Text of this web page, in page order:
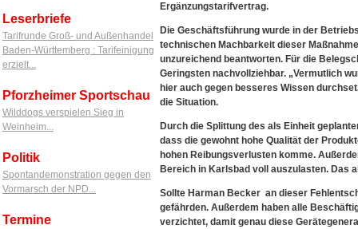
Leserbriefe
Tarifrunde Groß- und Außenhandel
Baden-Württemberg : Tarifeinigung
erzielt...
Pforzheimer Sportschau
Wilddogs verspielen Sieg in
Weinheim...
Politik
Spontandemonstration gegen den
Vormarsch der NPD...
Termine
Ergänzungstarifvertrag.
Die Geschäftsführung wurde in der
technischen Machbarkeit dieser
unzureichend beantworten. Für die
Geringsten nachvollziehbar. „Vermutlich
hier auch gegen besseres Wissen
die Situation.
Durch die Splittung des als Einheit
dass die gewohnt hohe Qualität der
hohen Reibungsverlusten komme.
Bereich in Karlsbad voll auszulasten. Das
Sollte Harman Becker an dieser
gefährden. Außerdem haben alle
verzichtet, damit genau diese